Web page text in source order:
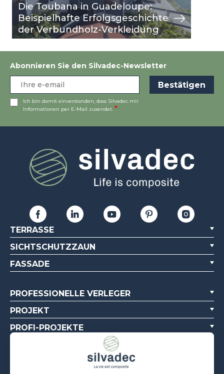
Die Toubana in Guadeloupe:
Beispielhafte Erfolgsgeschichte
der Verbundholz-Verkleidung
Abonnieren Sie den Silvadec-Newsletter
Ich bin damit einverstanden, dass Silvadec mir
Informationen per E-Mail zusendet.
TERRASSE
SICHTSCHUTZZAUN
FASSADE
PROFESSIONELLE VERLEGER
PROJEKT
PROFI-PROJEKTE
DOKUMENTATIONSQUELLEN